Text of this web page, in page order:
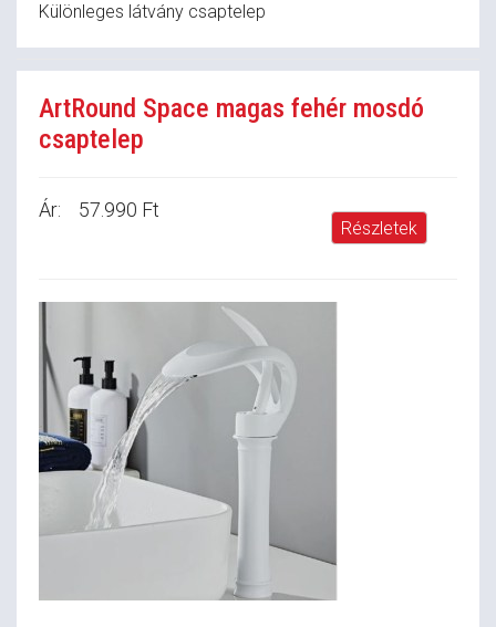
Különleges látvány csaptelep
ArtRound Space magas fehér mosdó
csaptelep
Ár: 57.990 Ft
Részletek